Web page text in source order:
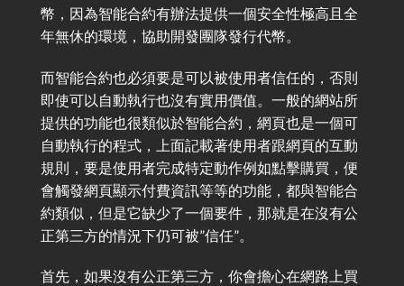
幣，因為智能合約有辦法提供一個安全性極高且全
年無休的環境，協助開發團隊發行代幣。
而智能合約也必須要是可以被使用者信任的，否則
即使可以自動執行也沒有實用價值。一般的網站所
提供的功能也很類似於智能合約，網頁也是一個可
自動執行的程式，上面記載著使用者跟網頁的互動
規則，要是使用者完成特定動作例如點擊購買，便
會觸發網頁顯示付費資訊等等的功能，都與智能合
約類似，但是它缺少了一個要件，那就是在沒有公
正第三方的情況下仍可被”信任”。
首先，如果沒有公正第三方，你會擔心在網路上買